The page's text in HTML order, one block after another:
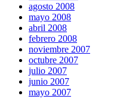
agosto 2008
mayo 2008
abril 2008
febrero 2008
noviembre 2007
octubre 2007
julio 2007
junio 2007
mayo 2007